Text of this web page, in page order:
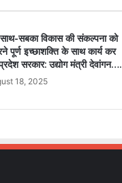
सबका विकास की संकल्पना को
पूर्ण इच्छाशक्ति के साथ कार्य कर
सरकार: उद्योग मंत्री देवांगन….
18, 2025